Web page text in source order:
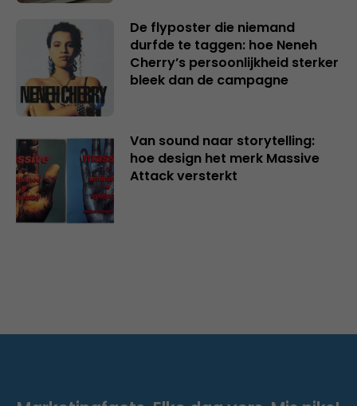
De flyposter die niemand
durfde te taggen: hoe Neneh
Cherry’s persoonlijkheid sterker
bleek dan de campagne
Van sound naar storytelling:
hoe design het merk Massive
Attack versterkt